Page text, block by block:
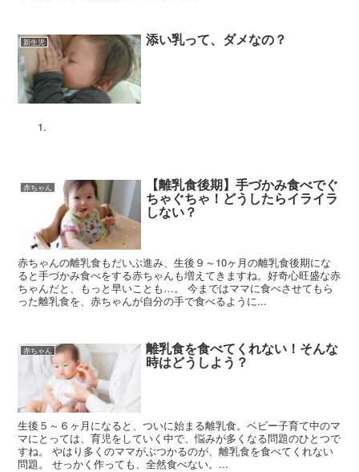
新生児 添い乳って、ダメなの？
赤ちゃん 【離乳食後期】手づかみ食べでぐ
ちゃぐちゃ！どうしたらイライラ
しない？
赤ちゃんの離乳食もだいぶ進み、生後９～10ヶ月の離乳食後期にな
ると手づかみ食べをする赤ちゃんも増えてきますね。好奇心旺盛な赤
ちゃんだと、もっと早いことも…。 今まではママに食べさせてもら
った離乳食を、赤ちゃんが自分の手で食べるように...
赤ちゃん 離乳食を食べてくれない！そんな
時はどうしよう？
生後５～６ヶ月になると、ついに始まる離乳食。ベビー子育て中のマ
マにとっては、育児をしていく中で、悩みが多くなる問題のひとつで
すね。 やはり多くのママがぶつかるのが、離乳食を食べてくれない
問題。 せっかく作っても、全然食べない。...